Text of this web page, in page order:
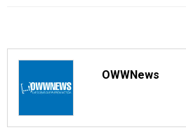
OWWNews